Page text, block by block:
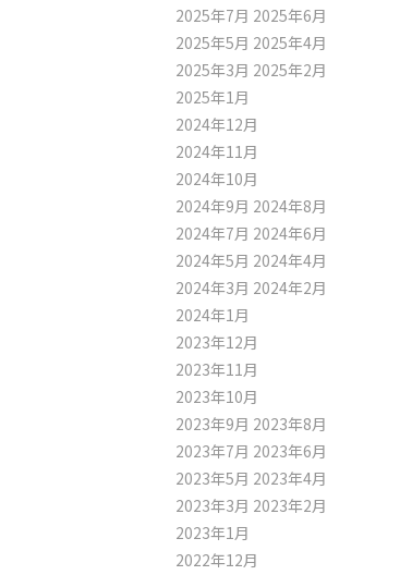
2025年7月 2025年6月
2025年5月 2025年4月
2025年3月 2025年2月
2025年1月
2024年12月
2024年11月
2024年10月
2024年9月 2024年8月
2024年7月 2024年6月
2024年5月 2024年4月
2024年3月 2024年2月
2024年1月
2023年12月
2023年11月
2023年10月
2023年9月 2023年8月
2023年7月 2023年6月
2023年5月 2023年4月
2023年3月 2023年2月
2023年1月
2022年12月